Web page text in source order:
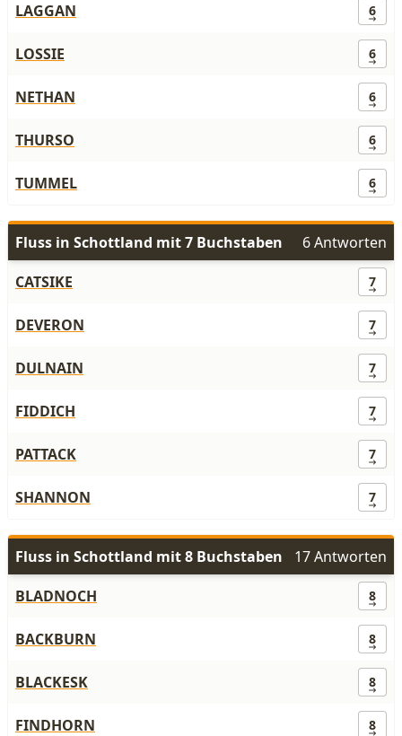
LAGGAN 6
LOSSIE 6
NETHAN 6
THURSO 6
TUMMEL 6
Fluss in Schottland mit 7 Buchstaben
6 Antworten
CATSIKE
7
DEVERON 7
DULNAIN 7
FIDDICH 7
PATTACK 7
SHANNON 7
Fluss in Schottland mit 8 Buchstaben
17 Antworten
BLADNOCH
8
BACKBURN 8
BLACKESK 8
FINDHORN 8